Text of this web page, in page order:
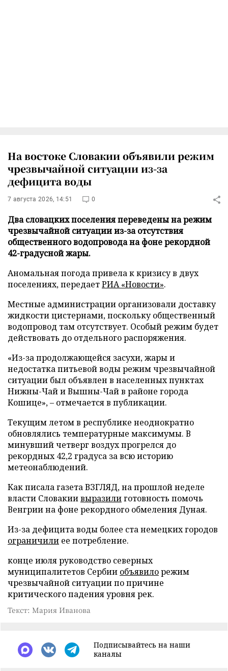
На востоке Словакии объявили режим
чрезвычайной ситуации из-за
дефицита воды
7 августа 2026, 14:51 0
Два словацких поселения переведены на режим
чрезвычайной ситуации из-за отсутствия
общественного водопровода на фоне рекордной
42-градусной жары.
Аномальная погода привела к кризису в двух
поселениях, передаетРИА «Новости».
Местные администрации организовали доставку
жидкости цистернами, поскольку общественный
водопровод там отсутствует. Особый режим будет
действовать до отдельного распоряжения.
«Из-за продолжающейся засухи, жары и
недостатка питьевой воды режим чрезвычайной
ситуации был объявлен в населенных пунктах
Нижны-Чай и Вышны-Чай в районе города
Кошице», – отмечается в публикации.
Текущим летом в республике неоднократно
обновлялись температурные максимумы. В
минувший четверг воздух прогрелся до
рекордных 42,2 градуса за всю историю
метеонаблюдений.
Как писала газета ВЗГЛЯД, на прошлой неделе
власти Словакиивыразилиготовность помочь
Венгрии на фоне рекордного обмеления Дуная.
Из-за дефицита воды более ста немецких городов
ограничили ее потребление.
конце июля руководство северных
муниципалитетов Сербии объявилорежим
чрезвычайной ситуации по причине
критического падения уровня рек.
Текст: Мария Иванова
Подписывайтесь на наши
каналы